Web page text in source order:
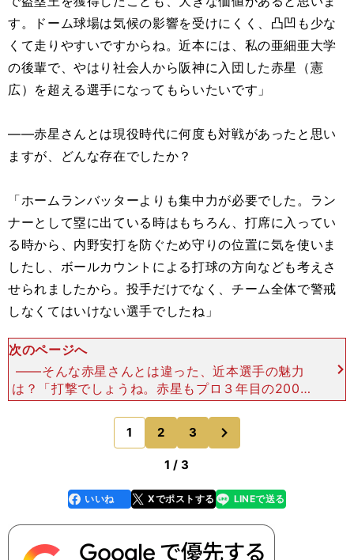
す。ドーム球場は気候の影響を受けにくく、凸凹も少な
くて走りやすいですからね。近本には、私の亜細亜大学
の後輩で、やはり社会人から阪神に入団した赤星（憲
広）を超える選手になってもらいたいです」
――赤星さんとは現役時代に何度も対戦があったと思い
ますが、どんな存在でしたか？
「ホームランバッターよりも集中力が必要でした。ラン
ナーとして塁に出ている時はもちろん、打席に入ってい
る時から、内野安打を防ぐため守りの位置に気を使いま
したし、ボールカウントによる打球の方向なども考えさ
せられましたから。投手だけでなく、チーム全体で警戒
しなくてはいけない選手でしたね」
次のページへ
――そんな赤星さんとは違った、近本選手の魅力
は？「打撃でしょうね。赤星もプロ３年目の2003
年シーズンからヒットを量産するようになりました
が、今年の近本は１年目の赤星（128安打）を超え
る159安打を
1 2 3
1 / 3
faceboo
k
いいね Xでポストする
line LINEで送る